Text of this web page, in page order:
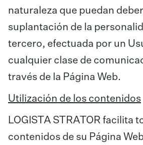
naturaleza que puedan
suplantación de la
tercero, efectuada por un
cualquier clase de
través de la Página Web.
Utilización de los contenidos
LOGISTA STRATOR facilita
contenidos de su Página